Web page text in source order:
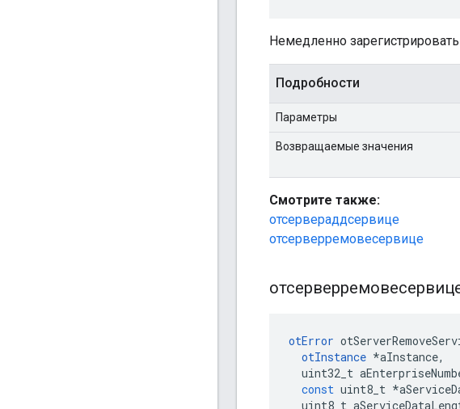
Немедленно
Подробности
Параметры
Возвращаемые значения
Смотрите также:
отсервераддсервице
отсерверремовесервице
otError
otInstance *aInstance,
uint32_t
const uint8_t *
uint8_t